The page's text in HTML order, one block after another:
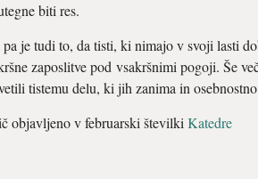
biti res.
pa je tudi to, da tisti, ki nimajo v svoji lasti
zaposlitve pod vsakršnimi pogoji. Še
tistemu delu, ki jih zanima in
objavljeno v februarski številki Katedre